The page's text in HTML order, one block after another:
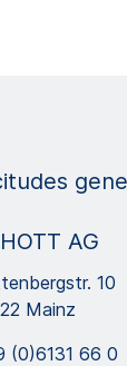
AG
10
Mainz
(0)6131 66 0